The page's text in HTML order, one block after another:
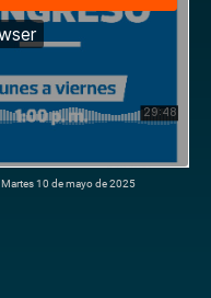
10 de mayo de 2025